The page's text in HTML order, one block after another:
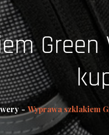
Wyprawa szklakiem